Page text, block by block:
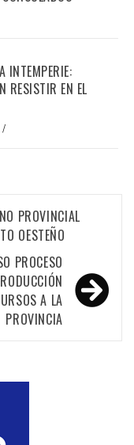
INTEMPERIE:
RESISTIR EN EL
/
PROVINCIAL
OESTEÑO
PROCESO
A LA
PROVINCIA